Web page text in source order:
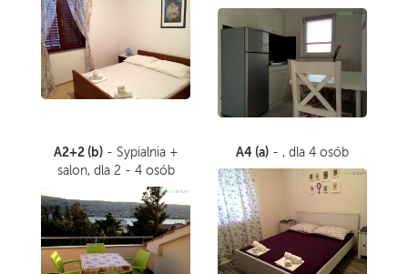
A2+2 (b)- Sypialnia +
salon, dla 2 - 4 osób
A4 (a) - , dla 4 osób